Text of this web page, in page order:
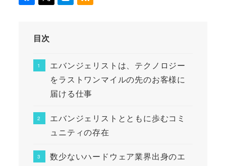
目次
エバンジェリストは、テクノロジー
をラストワンマイルの先のお客様に
届ける仕事
エバンジェリストとともに歩むコミ
ュニティの存在
数少ないハードウェア業界出身のエ